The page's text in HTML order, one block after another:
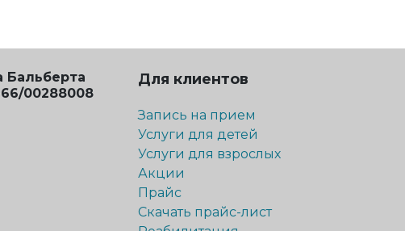
00288008
Для клиентов
Запись на прием
Услуги для детей
Услуги для взрослых
Акции
Прайс
Скачать прайс-лист